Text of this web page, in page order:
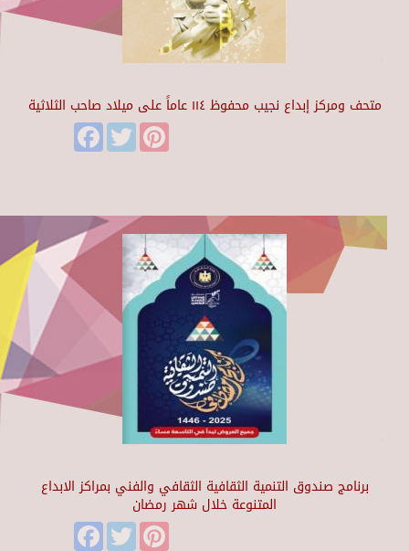
متحف ومركز إبداع نجيب محفوظ ١١٤ عاماً على ميلاد صاحب الثلاثية
FacebookTwitter
برنامج صندوق التنمية الثقافية الثقافي والفني بمراكز الابداع
المتنوعة خلال شهر رمضان
FacebookTwitter